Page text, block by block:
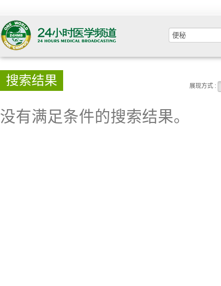
搜索结果 展现方式 :
没有满足条件的搜索结果。